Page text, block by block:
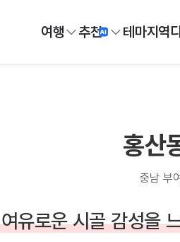
여행 추천 테마지역
홍산
충남 부
여유로운 시골 감성을